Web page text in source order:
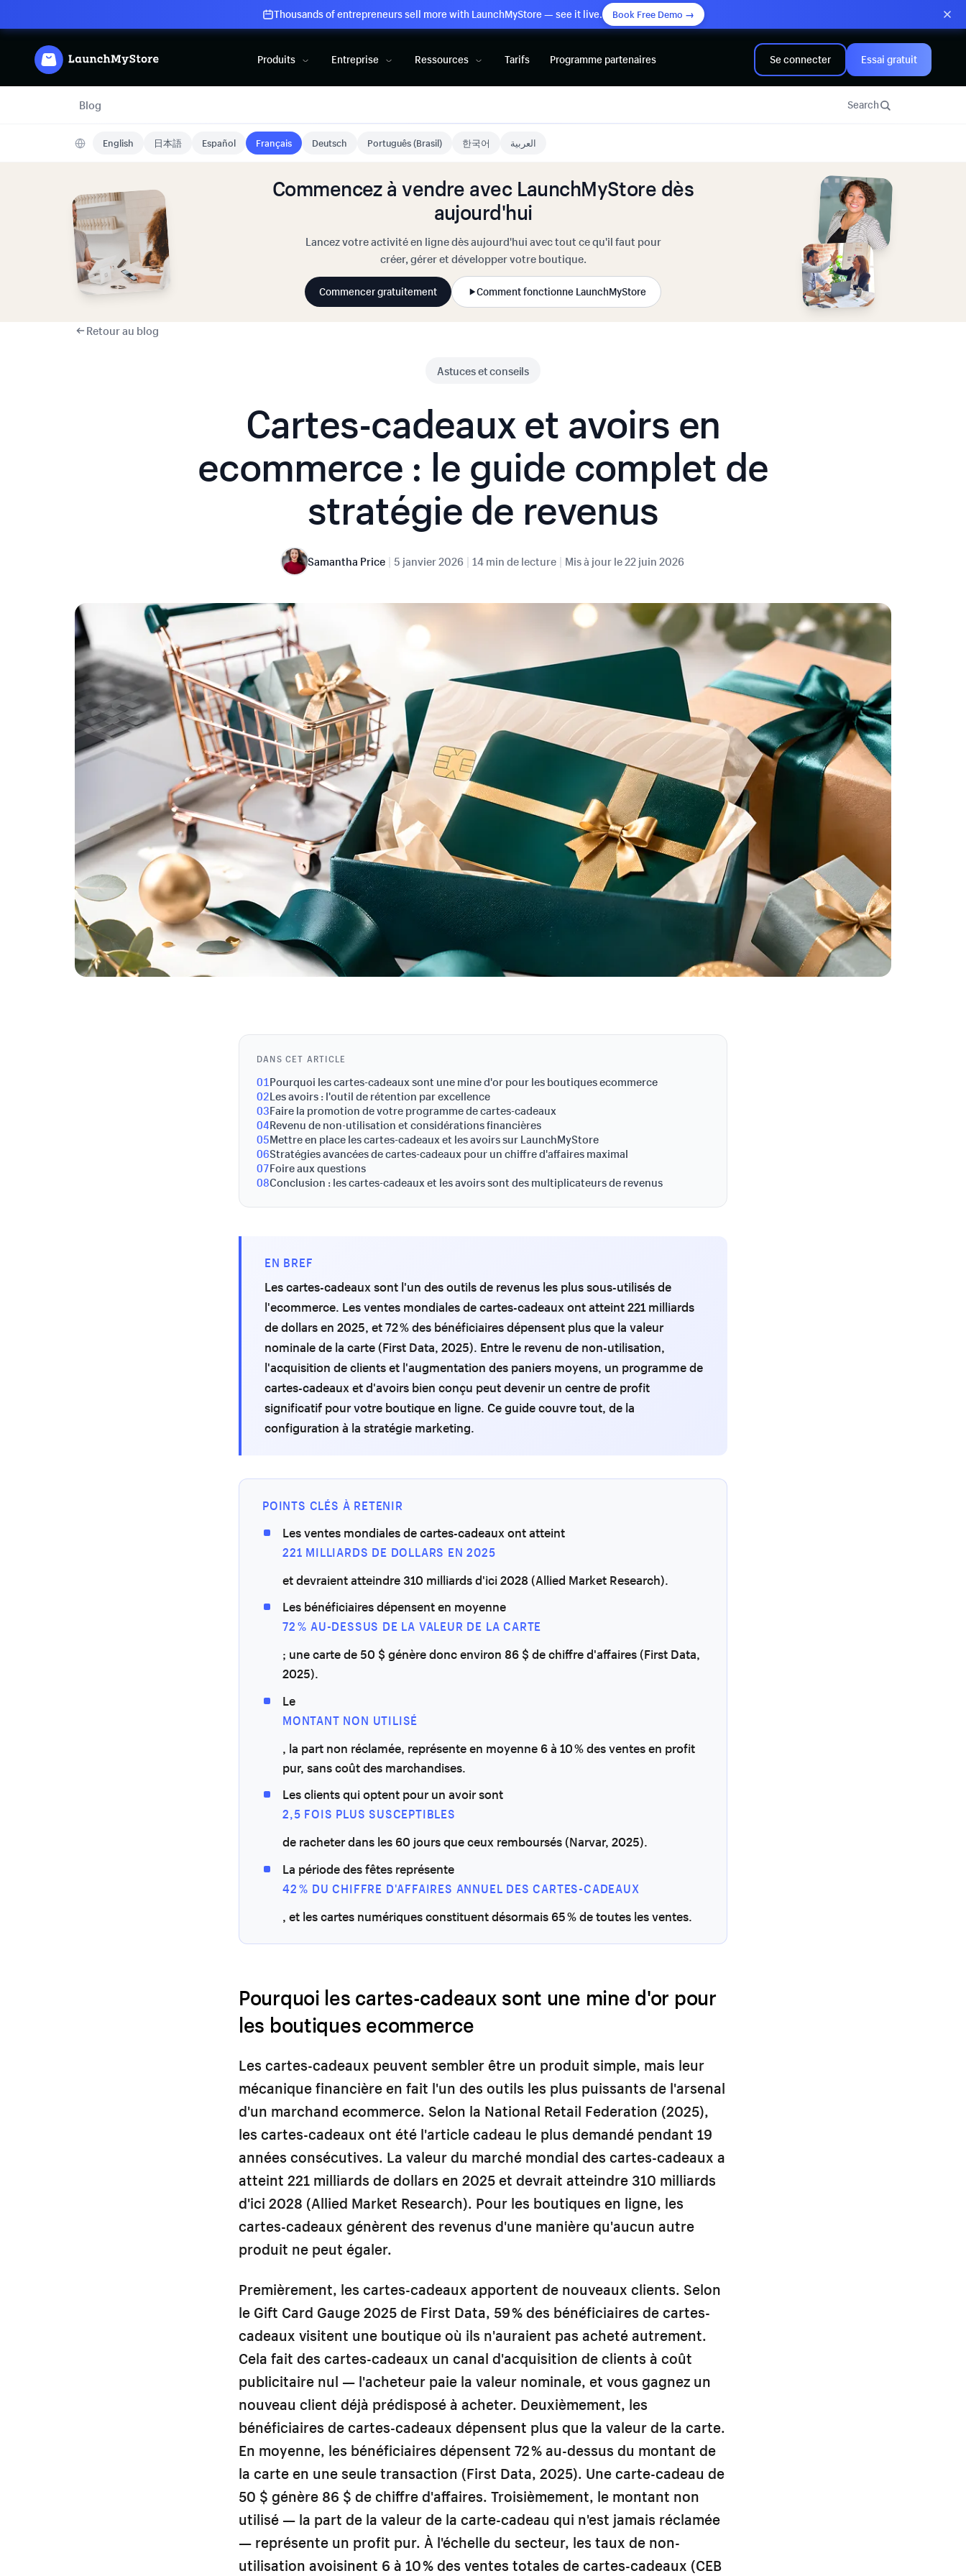
Thousands of entrepreneurs sell more with LaunchMyStore — see it live. Book Free Demo →
Produits Entreprise Ressources Tarifs Programme partenaires Se connecter Essai gratuit
Blog Search
English 日本語 Español Français Deutsch Português (Brasil) 한국어 العربية
Commencez à vendre avec LaunchMyStore dès
aujourd'hui
Lancez votre activité en ligne dès aujourd'hui avec tout ce qu'il faut pour
créer, gérer et développer votre boutique.
Commencer gratuitement Comment fonctionne LaunchMyStore
Retour au blog
Astuces et conseils
Cartes-cadeaux et avoirs en
ecommerce : le guide complet de
stratégie de revenus
Samantha Price | 5 janvier 2026 | 14 min de lecture | Mis à jour le22 juin 2026
DANS CET ARTICLE
01Pourquoi les cartes-cadeaux sont une mine d'or pour les boutiques ecommerce
02Les avoirs : l'outil de rétention par excellence
03Faire la promotion de votre programme de cartes-cadeaux
04Revenu de non-utilisation et considérations financières
05Mettre en place les cartes-cadeaux et les avoirs sur LaunchMyStore
06Stratégies avancées de cartes-cadeaux pour un chiffre d'affaires maximal
07Foire aux questions
08Conclusion : les cartes-cadeaux et les avoirs sont des multiplicateurs de revenus
EN BREF
Les cartes-cadeaux sont l'un des outils de revenus les plus sous-utilisés de
l'ecommerce. Les ventes mondiales de cartes-cadeaux ont atteint 221 milliards
de dollars en 2025, et 72 % des bénéficiaires dépensent plus que la valeur
nominale de la carte (First Data, 2025). Entre le revenu de non-utilisation,
l'acquisition de clients et l'augmentation des paniers moyens, un programme de
cartes-cadeaux et d'avoirs bien conçu peut devenir un centre de profit
significatif pour votre boutique en ligne. Ce guide couvre tout, de la
configuration à la stratégie marketing.
POINTS CLÉS À RETENIR
Les ventes mondiales de cartes-cadeaux ont atteint
221 MILLIARDS DE DOLLARS EN 2025
et devraient atteindre 310 milliards d'ici 2028 (Allied Market Research).
Les bénéficiaires dépensent en moyenne
72 % AU-DESSUS DE LA VALEUR DE LA CARTE
; une carte de 50 $ génère donc environ 86 $ de chiffre d'affaires (First Data,
2025).
Le
MONTANT NON UTILISÉ
, la part non réclamée, représente en moyenne 6 à 10 % des ventes en profit
pur, sans coût des marchandises.
Les clients qui optent pour un avoir sont
2,5 FOIS PLUS SUSCEPTIBLES
de racheter dans les 60 jours que ceux remboursés (Narvar, 2025).
La période des fêtes représente
42 % DU CHIFFRE D'AFFAIRES ANNUEL DES CARTES-CADEAUX
, et les cartes numériques constituent désormais 65 % de toutes les ventes.
Pourquoi les cartes-cadeaux sont une mine d'or pour
les boutiques ecommerce
Les cartes-cadeaux peuvent sembler être un produit simple, mais leur
mécanique financière en fait l'un des outils les plus puissants de l'arsenal
d'un marchand ecommerce. Selon la National Retail Federation (2025),
les cartes-cadeaux ont été l'article cadeau le plus demandé pendant 19
années consécutives. La valeur du marché mondial des cartes-cadeaux a
atteint 221 milliards de dollars en 2025 et devrait atteindre 310 milliards
d'ici 2028 (Allied Market Research). Pour les boutiques en ligne, les
cartes-cadeaux génèrent des revenus d'une manière qu'aucun autre
produit ne peut égaler.
Premièrement, les cartes-cadeaux apportent de nouveaux clients. Selon
le Gift Card Gauge 2025 de First Data, 59 % des bénéficiaires de cartes-
cadeaux visitent une boutique où ils n'auraient pas acheté autrement.
Cela fait des cartes-cadeaux un canal d'acquisition de clients à coût
publicitaire nul — l'acheteur paie la valeur nominale, et vous gagnez un
nouveau client déjà prédisposé à acheter. Deuxièmement, les
bénéficiaires de cartes-cadeaux dépensent plus que la valeur de la carte.
En moyenne, les bénéficiaires dépensent 72 % au-dessus du montant de
la carte en une seule transaction (First Data, 2025). Une carte-cadeau de
50 $ génère 86 $ de chiffre d'affaires. Troisièmement, le montant non
utilisé — la part de la valeur de la carte-cadeau qui n'est jamais réclamée
— représente un profit pur. À l'échelle du secteur, les taux de non-
utilisation avoisinent 6 à 10 % des ventes totales de cartes-cadeaux (CEB